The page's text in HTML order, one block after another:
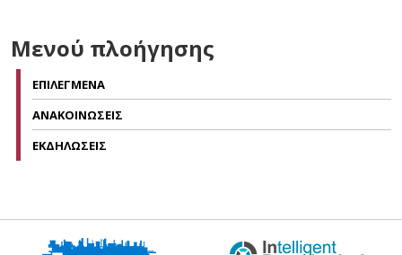
Μενού πλοήγησης
ΕΠΙΛΕΓΜΕΝΑ
ΑΝΑΚΟΙΝΩΣΕΙΣ
ΕΚΔΗΛΩΣΕΙΣ